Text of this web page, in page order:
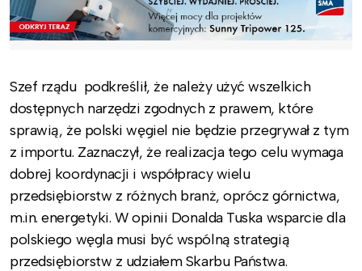
Szef rządu podkreślił, że należy użyć wszelkich
dostępnych narzędzi zgodnych z prawem, które
sprawią, że polski węgiel nie będzie przegrywał z tym
z importu. Zaznaczył, że realizacja tego celu wymaga
dobrej koordynacji i współpracy wielu
przedsiębiorstw z różnych branż, oprócz górnictwa,
m.in. energetyki. W opinii Donalda Tuska wsparcie dla
polskiego węgla musi być wspólną strategią
przedsiębiorstw z udziałem Skarbu Państwa.